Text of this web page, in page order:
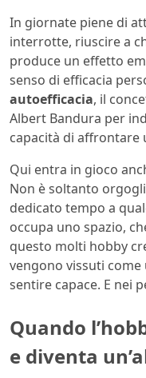
In giornate piene di
interrotte, riuscire a
produce un effetto
senso di efficacia
autoefficacia, il
Albert Bandura per
capacità di affrontare
Qui entra in gioco
Non è soltanto
dedicato tempo a
occupa uno spazio,
questo molti hobby
vengono vissuti
sentire capace. E nei
Quando
e diventa